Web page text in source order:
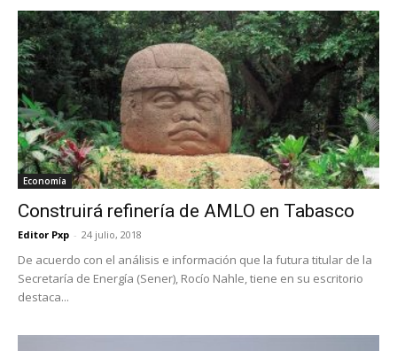
Economía
Construirá refinería de AMLO en Tabasco
Editor Pxp - 24 julio, 2018
De acuerdo con el análisis e información que la futura titular de la
Secretaría de Energía (Sener), Rocío Nahle, tiene en su escritorio
destaca...